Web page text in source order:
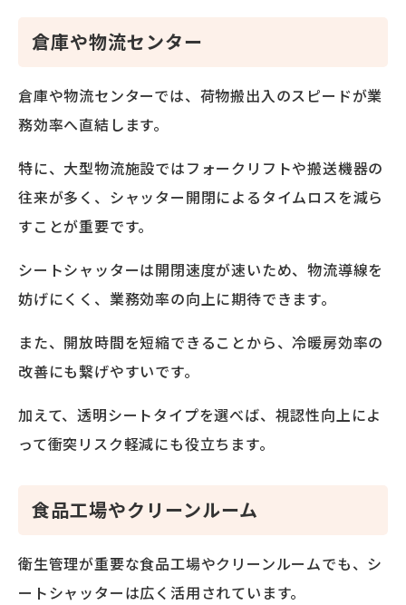
倉庫や物流センター
倉庫や物流センターでは、荷物搬出入のスピードが業
務効率へ直結します。
特に、大型物流施設ではフォークリフトや搬送機器の
往来が多く、シャッター開閉によるタイムロスを減ら
すことが重要です。
シートシャッターは開閉速度が速いため、物流導線を
妨げにくく、業務効率の向上に期待できます。
また、開放時間を短縮できることから、冷暖房効率の
改善にも繋げやすいです。
加えて、透明シートタイプを選べば、視認性向上によ
って衝突リスク軽減にも役立ちます。
食品工場やクリーンルーム
衛生管理が重要な食品工場やクリーンルームでも、シ
ートシャッターは広く活用されています。